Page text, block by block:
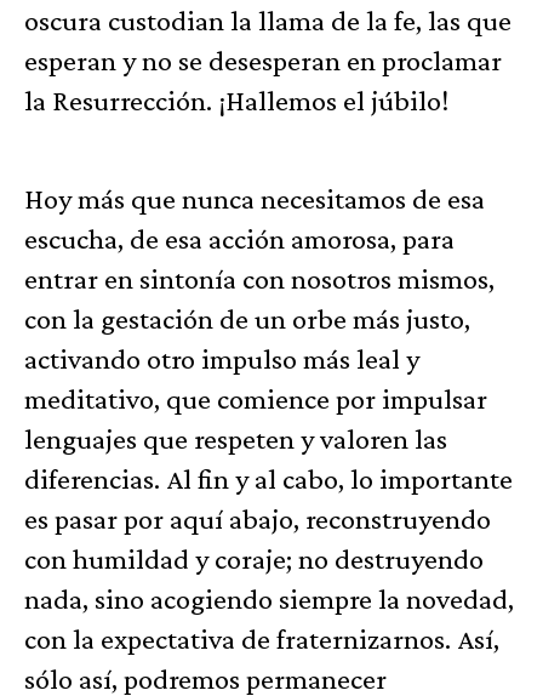
oscura custodian la llama de la fe, las que
esperan y no se desesperan en proclamar
la Resurrección. ¡Hallemos el júbilo!
Hoy más que nunca necesitamos de esa
escucha, de esa acción amorosa, para
entrar en sintonía con nosotros mismos,
con la gestación de un orbe más justo,
activando otro impulso más leal y
meditativo, que comience por impulsar
lenguajes que respeten y valoren las
diferencias. Al fin y al cabo, lo importante
es pasar por aquí abajo, reconstruyendo
con humildad y coraje; no destruyendo
nada, sino acogiendo siempre la novedad,
con la expectativa de fraternizarnos. Así,
sólo así, podremos permanecer